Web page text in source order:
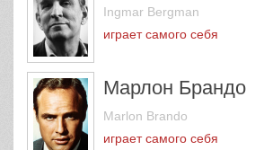
Ingmar Bergman
играет самого себя
Марлон Брандо
Marlon Brando
играет самого себя